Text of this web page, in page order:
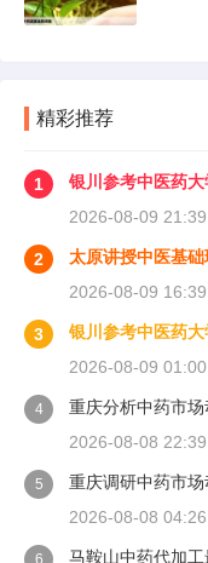
精彩推荐
1
银川参考中医药
2026-08-09
2
太原讲授中医基
2026-08-09
3
银川参考中医药
2026-08-09
4
重庆分析中药市
2026-08-08
5
重庆调研中药市
2026-08-08
6 马鞍山中药代加工